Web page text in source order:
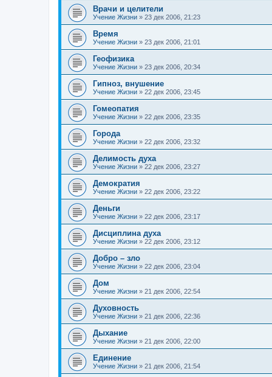
Врачи и целители
Учение Жизни » 23 дек 2006, 21:23
Время
Учение Жизни » 23 дек 2006, 21:01
Геофизика
Учение Жизни » 23 дек 2006, 20:34
Гипноз, внушение
Учение Жизни » 22 дек 2006, 23:45
Гомеопатия
Учение Жизни » 22 дек 2006, 23:35
Города
Учение Жизни » 22 дек 2006, 23:32
Делимость духа
Учение Жизни » 22 дек 2006, 23:27
Демократия
Учение Жизни » 22 дек 2006, 23:22
Деньги
Учение Жизни » 22 дек 2006, 23:17
Дисциплина духа
Учение Жизни » 22 дек 2006, 23:12
Добро – зло
Учение Жизни » 22 дек 2006, 23:04
Дом
Учение Жизни » 21 дек 2006, 22:54
Духовность
Учение Жизни » 21 дек 2006, 22:36
Дыхание
Учение Жизни » 21 дек 2006, 22:00
Единение
Учение Жизни » 21 дек 2006, 21:54